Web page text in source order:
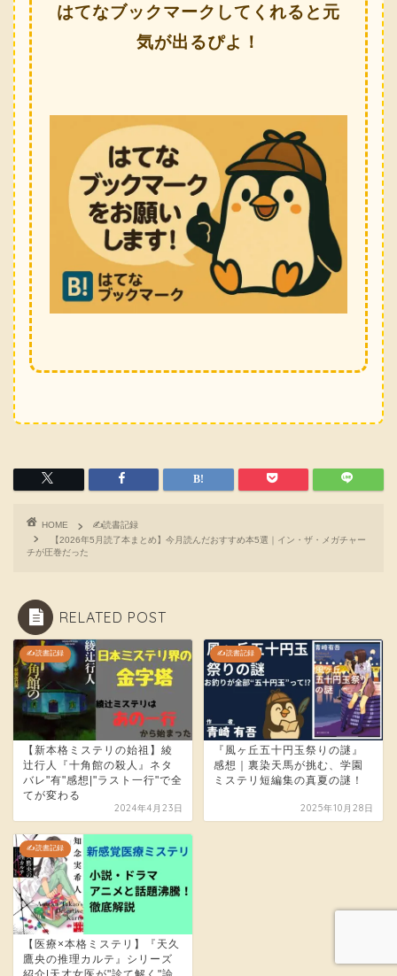
はてなブックマークしてくれると元
気が出るぴよ！
HOME
✍️読書記録
【2026年5月読了本まとめ】今月読んだおすすめ本5選｜イン・ザ・メガチャー
チが圧巻だった
RELATED POST
✍️読書記録
【新本格ミステリの始祖】綾
辻行人『十角館の殺人』ネタ
バレ"有"感想|"ラスト一行"で全
てが変わる
2024年4月23日
✍️読書記録
『風ヶ丘五十円玉祭りの謎』
感想｜裏染天馬が挑む、学園
ミステリ短編集の真夏の謎！
2025年10月28日
✍️読書記録
【医療×本格ミステリ】『天久
鷹央の推理カルテ』シリーズ